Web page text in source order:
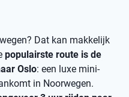
Dat kan makkelijk
populairste route is de
Oslo: een luxe mini-
in Noorwegen.